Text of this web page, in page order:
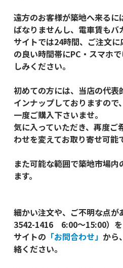
遠方のお客様が築地へ来る
ばなりませんし、電車賃もバ
サイトでは24時間、ご注文
の良い時間帯にPC・スマホ
しみください。
初めての方には、当店の代表
インナップしておりますので
一度ご購入下さいませ。
気に入っていただき、再度ご
わせを変えてお取り寄せ可能
また可能な範囲で築地市場内
ます。
細かい注文や、ご不明な点
3542-1416 6:00～15:00）を
サイトの 「お問合わせ」 から
絡ください。